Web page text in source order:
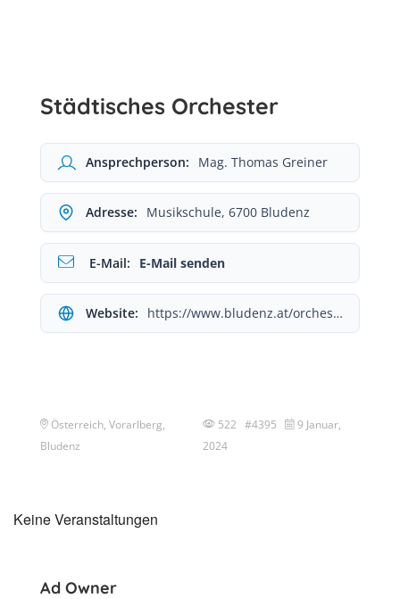
Städtisches Orchester
Ansprechperson: Mag. Thomas Greiner
Adresse: Musikschule, 6700 Bludenz
E-Mail: E-Mail senden
Website: https://www.bludenz.at/orchester/
Österreich, Vorarlberg,
Bludenz
522 #4395
9 Januar,
2024
Keine Veranstaltungen
Ad Owner